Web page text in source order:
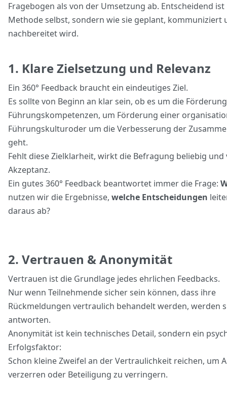
Fragebogen als von der Umsetzung ab. Entscheidend
Methode selbst, sondern wie sie geplant, kommuniziert
nachbereitet wird.
1. Klare Zielsetzung und Relevanz
Ein 360° Feedback braucht ein eindeutiges Ziel.
Es sollte von Beginn an klar sein, ob es um die
Führungskompetenzen, um Förderung einer
Führungskulturoder um die Verbesserung der
geht.
Fehlt diese Zielklarheit, wirkt die Befragung beliebig
Akzeptanz.
Ein gutes 360° Feedback beantwortet immer die Frage:
nutzen wir die Ergebnisse, welche Entscheidungen
daraus ab?
2. Vertrauen & Anonymität
Vertrauen ist die Grundlage jedes ehrlichen Feedbacks.
Nur wenn Teilnehmende sicher sein können, dass ihre
Rückmeldungen vertraulich behandelt werden, werden
antworten.
Anonymität ist kein technisches Detail, sondern ein
Erfolgsfaktor:
Schon kleine Zweifel an der Vertraulichkeit reichen, um
verzerren oder Beteiligung zu verringern.